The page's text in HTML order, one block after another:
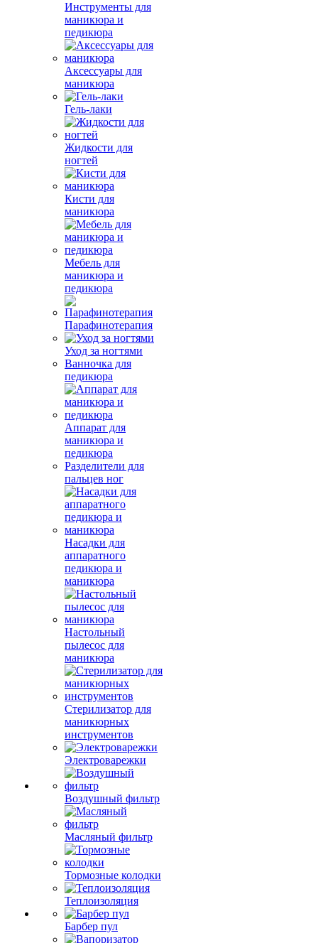
Инструменты для
маникюра и
педикюра
Аксессуары для
маникюра
Гель-лаки
Жидкости для
ногтей
Кисти для
маникюра
Мебель для
маникюра и
педикюра
Парафинотерапия
Уход за ногтями
Ванночка для
педикюра
Аппарат для
маникюра и
педикюра
Разделители для
пальцев ног
Насадки для
аппаратного
педикюра и
маникюра
Настольный
пылесос для
маникюра
Стерилизатор для
маникюрных
инструментов
Электроварежки
Воздушный фильтр
Масляный фильтр
Тормозные колодки
Теплоизоляция
Барбер пул